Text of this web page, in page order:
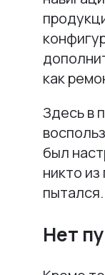
как
Здесь в
был
никто
пытался.
Нет